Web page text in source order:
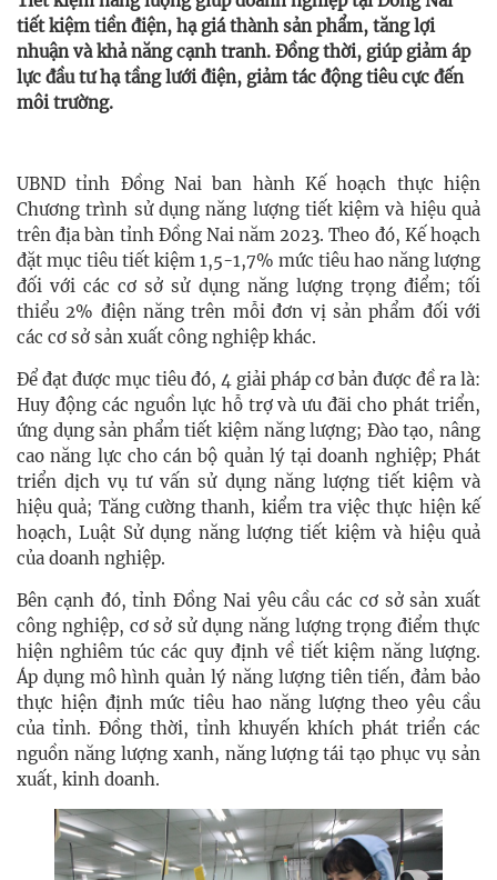
tiết kiệm tiền điện, hạ giá thành sản phẩm, tăng lợi
nhuận và khả năng cạnh tranh. Đồng thời, giúp giảm áp
lực đầu tư hạ tầng lưới điện, giảm tác động tiêu cực đến
môi trường.
UBND tỉnh Đồng Nai ban hành Kế hoạch thực hiện
Chương trình sử dụng năng lượng tiết kiệm và hiệu quả
trên địa bàn tỉnh Đồng Nai năm 2023. Theo đó, Kế hoạch
đặt mục tiêu tiết kiệm 1,5-1,7% mức tiêu hao năng lượng
đối với các cơ sở sử dụng năng lượng trọng điểm; tối
thiểu 2% điện năng trên mỗi đơn vị sản phẩm đối với
các cơ sở sản xuất công nghiệp khác.
Để đạt được mục tiêu đó, 4 giải pháp cơ bản được đề ra là:
Huy động các nguồn lực hỗ trợ và ưu đãi cho phát triển,
ứng dụng sản phẩm tiết kiệm năng lượng; Đào tạo, nâng
cao năng lực cho cán bộ quản lý tại doanh nghiệp; Phát
triển dịch vụ tư vấn sử dụng năng lượng tiết kiệm và
hiệu quả; Tăng cường thanh, kiểm tra việc thực hiện kế
hoạch, Luật Sử dụng năng lượng tiết kiệm và hiệu quả
của doanh nghiệp.
Bên cạnh đó, tỉnh Đồng Nai yêu cầu các cơ sở sản xuất
công nghiệp, cơ sở sử dụng năng lượng trọng điểm thực
hiện nghiêm túc các quy định về tiết kiệm năng lượng.
Áp dụng mô hình quản lý năng lượng tiên tiến, đảm bảo
thực hiện định mức tiêu hao năng lượng theo yêu cầu
của tỉnh. Đồng thời, tỉnh khuyến khích phát triển các
nguồn năng lượng xanh, năng lượng tái tạo phục vụ sản
xuất, kinh doanh.